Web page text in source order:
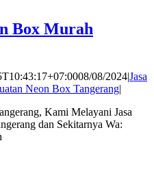
Box Murah
08/08/2024|Jasa
Neon Box Tangerang|
Kami Melayani Jasa
dan Sekitarnya Wa: